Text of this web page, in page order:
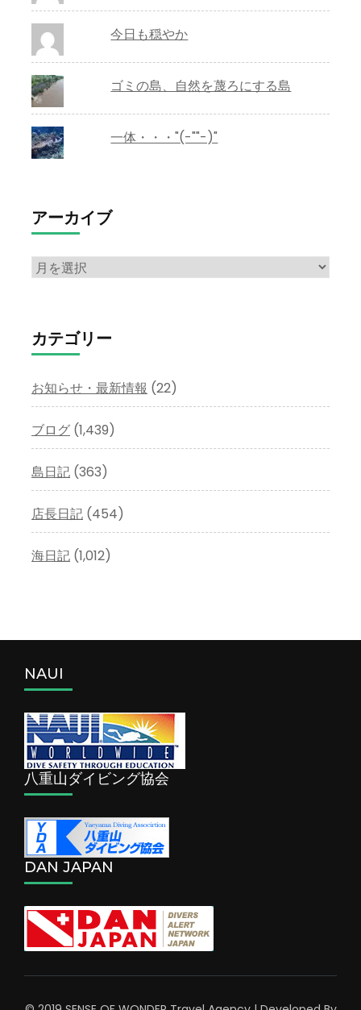
今日も穏やか
ゴミの島、自然を蔑ろにする島
一体・・・"(-""-)"
アーカイブ
ア
イ
ブ
カテゴリー
お知らせ・最新情報 (22)
ブログ (1,439)
島日記 (363)
店長日記 (454)
海日記 (1,012)
NAUI
八重山ダイビング協会
DAN JAPAN